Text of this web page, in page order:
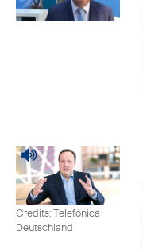
Credits: Telefónica
Deutschland